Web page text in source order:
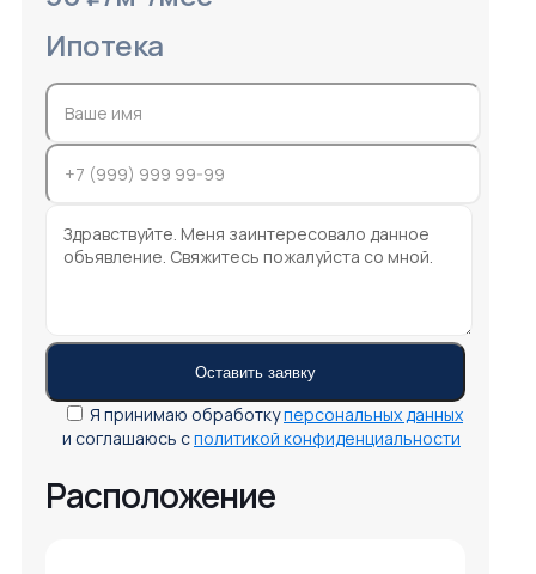
Ипотека
Я принимаю обработкуперсональных данных
и соглашаюсь сполитикой конфиденциальности
Расположение